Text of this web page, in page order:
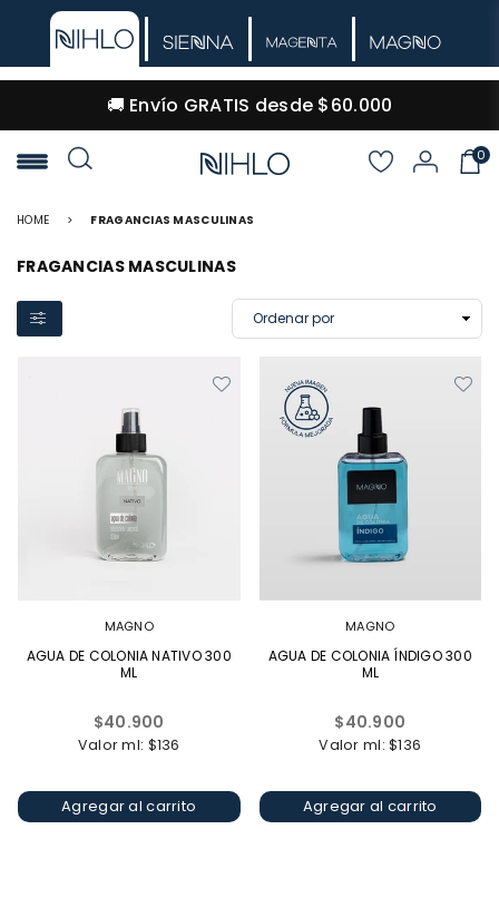
🚚 Envío GRATIS desde $60.000
NIHLO
0
HOME > FRAGANCIAS MASCULINAS
FRAGANCIAS MASCULINAS
MAGNO
AGUA DE COLONIA NATIVO 300
ML
Precio
habitual
$40.900
Valor ml: $136
Agregar al carrito
MAGNO
AGUA DE COLONIA ÍNDIGO 300
ML
Precio
habitual
$40.900
Valor ml: $136
Agregar al carrito